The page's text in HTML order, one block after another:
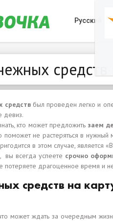
Русский
средств
средствбыл проведен легко и
девиз.
кто может предложить заем
поможет не растеряться в
в этом случае, является
вы всегда успеете срочно
потеряете драгоценное время и
средств на
может ждать за очередным